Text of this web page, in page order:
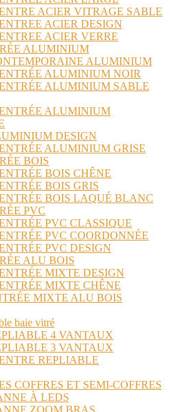
ACIER VITRAGE SABLE
ACIER DESIGN
ACIER VERRE
ALUMINIUM
ALUMINIUM
ALUMINIUM NOIR
ALUMINIUM SABLE
ALUMINIUM
DESIGN
ALUMINIUM GRISE
BOIS
BOIS CHÊNE
BOIS GRIS
BOIS LAQUÉ BLANC
PVC
PVC CLASSIQUE
PVC COORDONNÉE
PVC DESIGN
ALU BOIS
MIXTE DESIGN
MIXTE CHÊNE
MIXTE ALU BOIS
baie vitré
4 VANTAUX
3 VANTAUX
REPLIABLE
COFFRES ET SEMI-COFFRES
À LEDS